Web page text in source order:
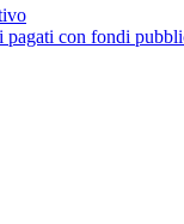
pagati con fondi